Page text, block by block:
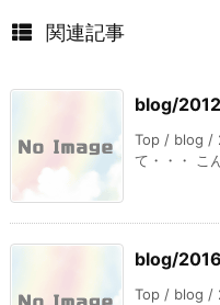
関連記事
blog/
Top / blog /
て・・・ こ
blog/
Top / blog /